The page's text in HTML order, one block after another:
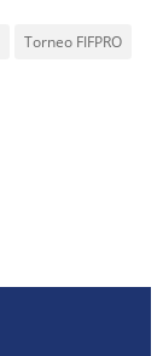
Torneo FIFPRO